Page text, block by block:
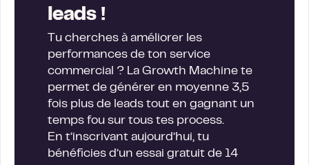
leads !
Tu cherches à améliorer les
performances de ton service
commercial ? La Growth Machine te
permet de générer en moyenne 3,5
fois plus de leads tout en gagnant un
temps fou sur tous tes process.
En t’inscrivant aujourd’hui, tu
bénéficies d’un essai gratuit de 14